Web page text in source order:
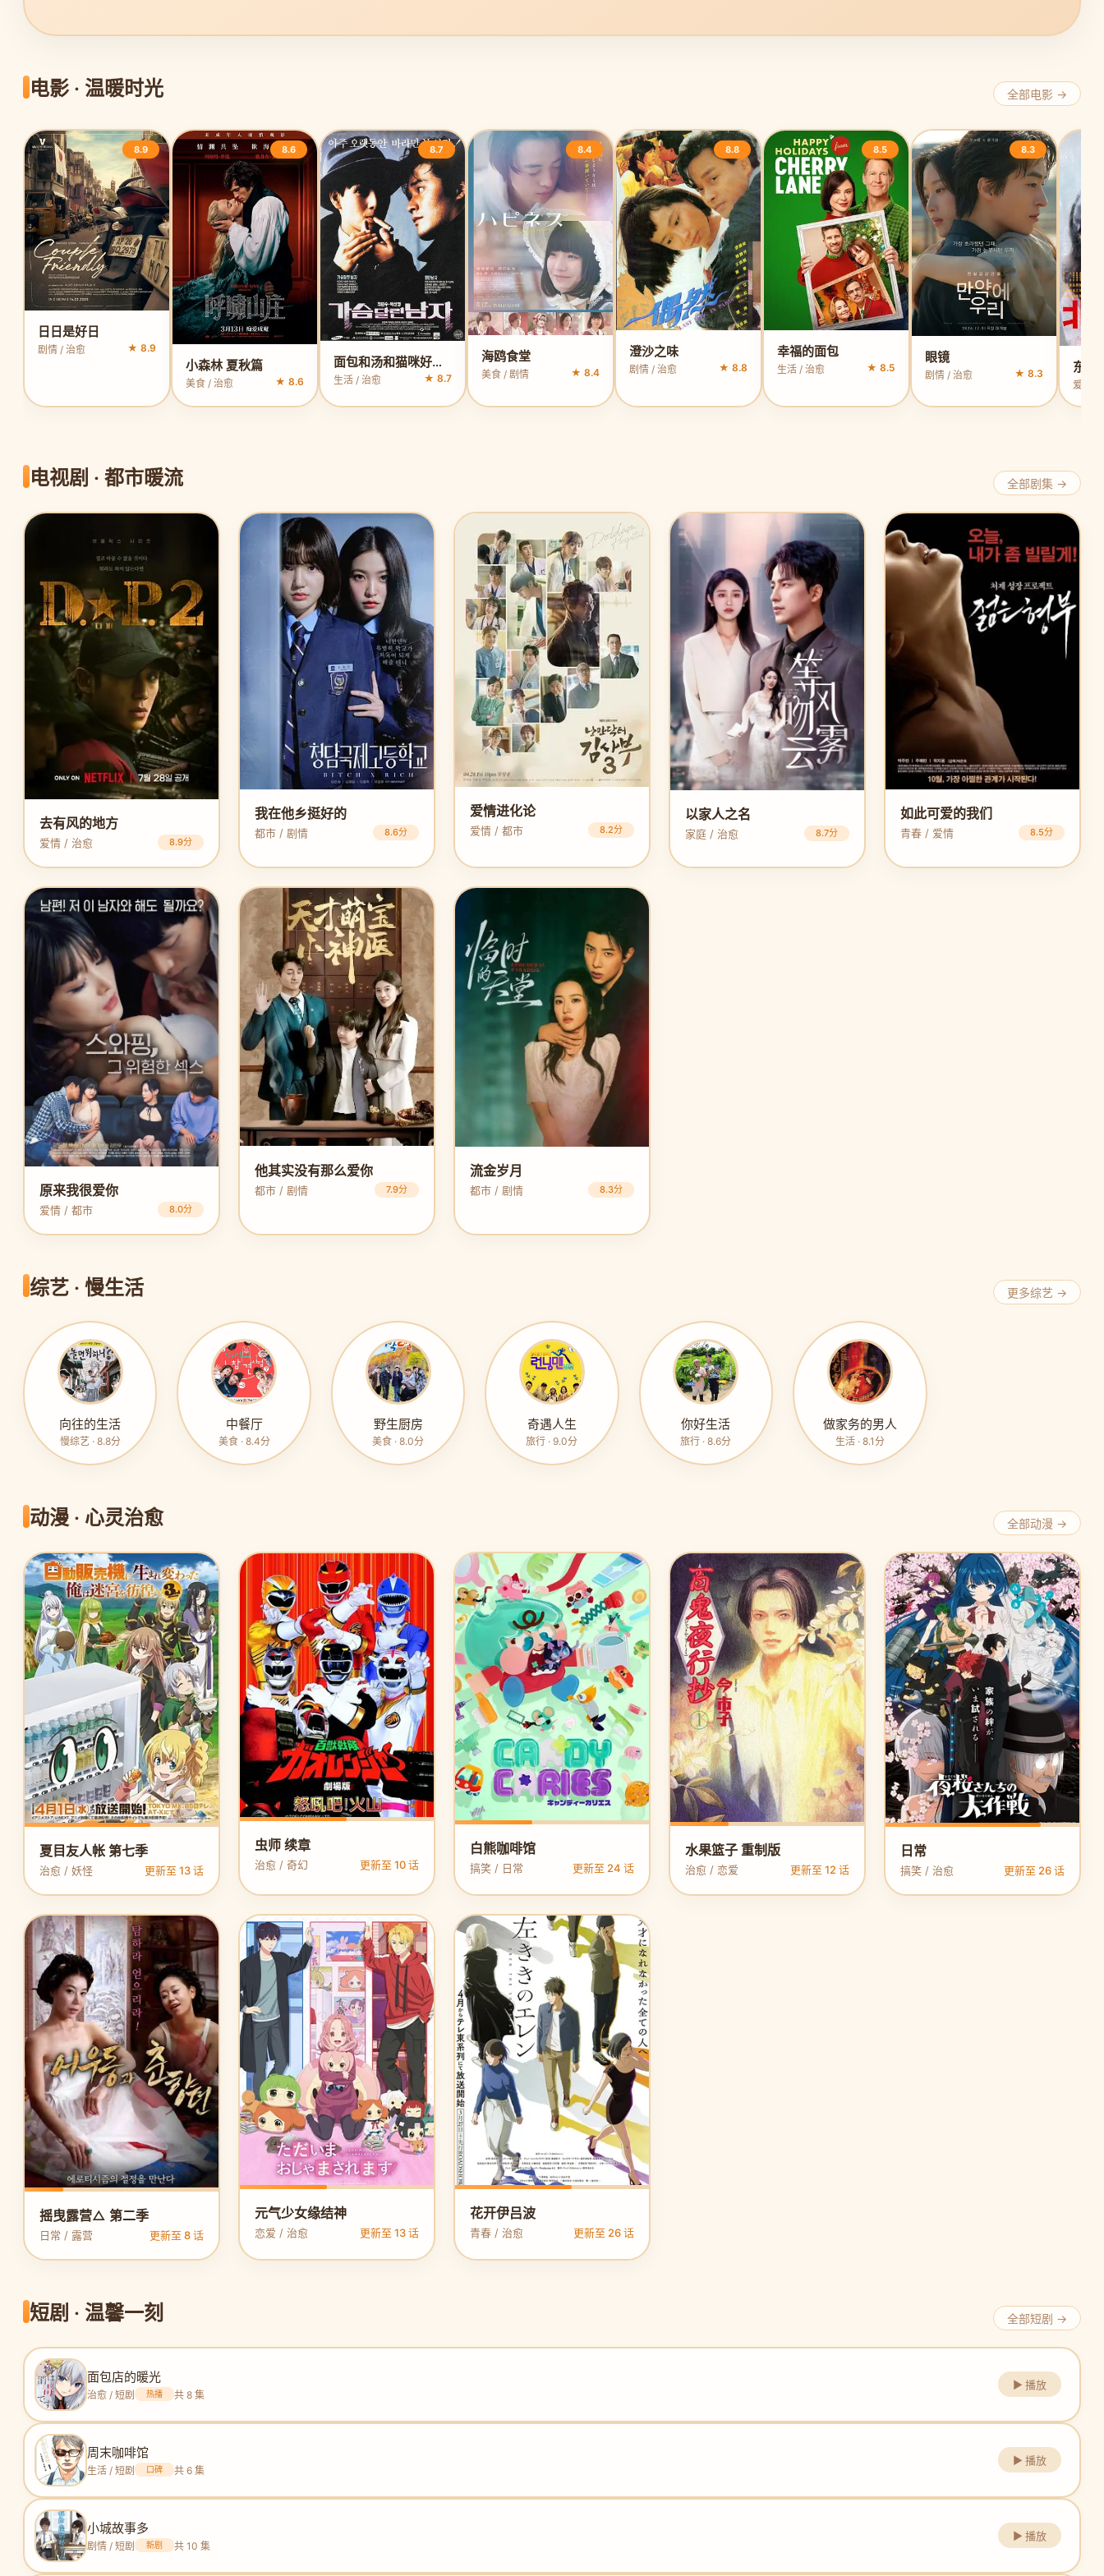
电影 · 温暖时光 全部电影 →
8.9
日日是好日
剧情 / 治愈 ★ 8.9
8.6
小森林 夏秋篇
美食 / 治愈 ★ 8.6
8.7
面包和汤和猫咪好天气
生活 / 治愈 ★ 8.7
8.4
海鸥食堂
美食 / 剧情 ★ 8.4
8.8
澄沙之味
剧情 / 治愈 ★ 8.8
8.5
幸福的面包
生活 / 治愈 ★ 8.5
8.3
眼镜
剧情 / 治愈 ★ 8.3 东京
爱情 /
电视剧 · 都市暖流 全部剧集 →
去有风的地方
爱情 / 治愈 8.9分
我在他乡挺好的
都市 / 剧情 8.6分
爱情进化论
爱情 / 都市 8.2分
以家人之名
家庭 / 治愈 8.7分
如此可爱的我们
青春 / 爱情 8.5分
原来我很爱你
爱情 / 都市 8.0分
他其实没有那么爱你
都市 / 剧情 7.9分
流金岁月
都市 / 剧情 8.3分
综艺 · 慢生活 更多综艺 →
向往的生活
慢综艺 · 8.8分
中餐厅
美食 · 8.4分
野生厨房
美食 · 8.0分
奇遇人生
旅行 · 9.0分
你好生活
旅行 · 8.6分
做家务的男人
生活 · 8.1分
动漫 · 心灵治愈 全部动漫 →
夏目友人帐 第七季
治愈 / 妖怪 更新至 13 话
虫师 续章
治愈 / 奇幻 更新至 10 话
白熊咖啡馆
搞笑 / 日常 更新至 24 话
水果篮子 重制版
治愈 / 恋爱 更新至 12 话
日常
搞笑 / 治愈 更新至 26 话
摇曳露营△ 第二季
日常 / 露营 更新至 8 话
元气少女缘结神
恋爱 / 治愈 更新至 13 话
花开伊吕波
青春 / 治愈 更新至 26 话
短剧 · 温馨一刻 全部短剧 →
面包店的暖光
治愈 / 短剧 热播 共 8 集
▶ 播放
周末咖啡馆
生活 / 短剧 口碑 共 6 集
▶ 播放
小城故事多
剧情 / 短剧 新剧 共 10 集
▶ 播放